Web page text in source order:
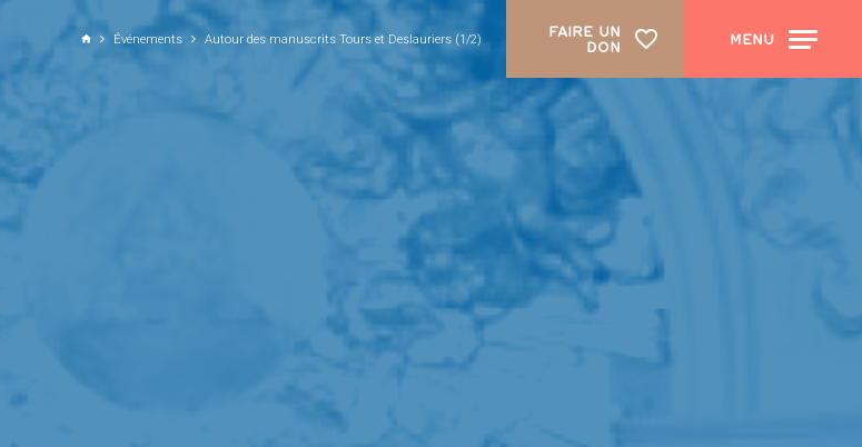
ALLER AU CONTENU PRINCIPAL
Événements Autour des manuscrits Tours et Deslauriers (1/2)
FAIRE UN
DON
MENU